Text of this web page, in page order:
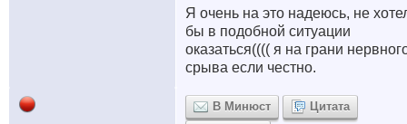
Я очень на это надеюсь, не
бы в подобной ситуации
оказаться(((( я на грани
срыва если честно.
В Минюст
Цитата